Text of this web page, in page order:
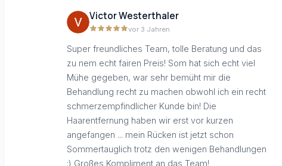
Victor Westerthaler
vor 3 Jahren
Super freundliches Team, tolle Beratung und das
zu nem echt fairen Preis! Som hat sich echt viel
Mühe gegeben, war sehr bemüht mir die
Behandlung recht zu machen obwohl ich ein recht
schmerzempfindlicher Kunde bin! Die
Haarentfernung haben wir erst vor kurzen
angefangen ... mein Rücken ist jetzt schon
Sommertauglich trotz den wenigen Behandlungen
:) Großes Kompliment an das Team!